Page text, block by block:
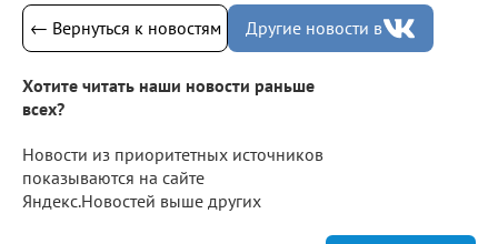
← Вернуться к новостям Другие новости в
Хотите читать наши новости раньше
всех?
Новости из приоритетных источников
показываются на сайте
Яндекс.Новостей выше других